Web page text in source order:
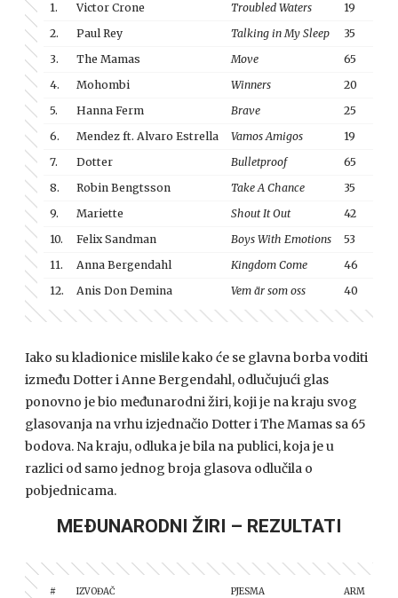
1. Victor Crone Troubled Waters 19
2.
Paul Rey Talking in My Sleep 35
3.
The Mamas Move 65
4.
Mohombi Winners 20
5.
Hanna Ferm Brave 25
6.
Mendez ft. Alvaro Estrella Vamos Amigos 19
7.
Dotter Bulletproof 65
8.
Robin Bengtsson Take A Chance 35
9.
Mariette Shout It Out 42
10.
Felix Sandman Boys With Emotions 53
11.
Anna Bergendahl Kingdom Come 46
12.
Anis Don Demina Vem är som oss 40
Iako su kladionice mislile kako će se glavna borba voditi
između Dotter i Anne Bergendahl, odlučujući glas
ponovno je bio međunarodni žiri, koji je na kraju svog
glasovanja na vrhu izjednačio Dotter i The Mamas sa 65
bodova. Na kraju, odluka je bila na publici, koja je u
razlici od samo jednog broja glasova odlučila o
pobjednicama.
MEĐUNARODNI ŽIRI – REZULTATI
# IZVOĐAČ PJESMA ARM